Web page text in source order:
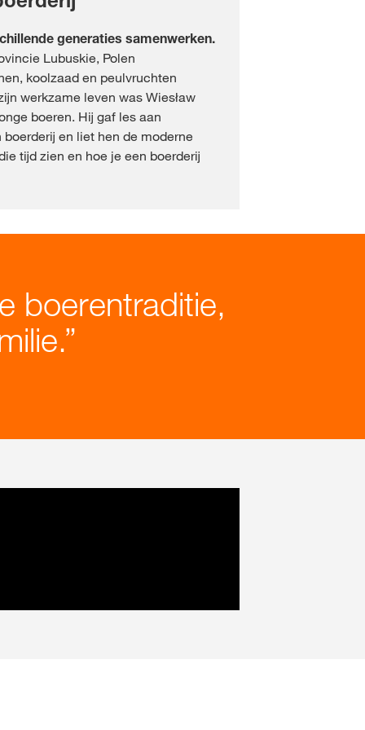
generaties samenwerken.
Lubuskie, Polen
koolzaad en peulvruchten
werkzame leven was Wiesław
boeren. Hij gaf les aan
en liet hen de moderne
tijd zien en hoe je een boerderij
boerentraditie,